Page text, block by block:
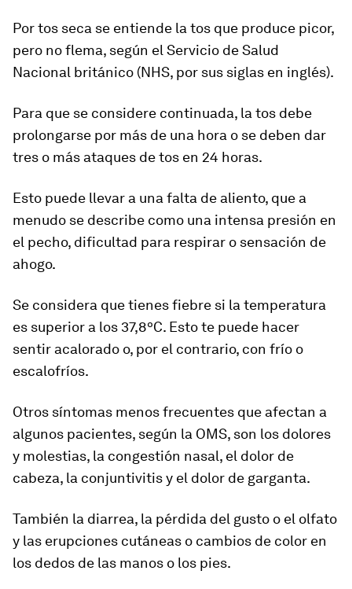
Por tos seca se entiende la tos que produce picor,
pero no flema, según el Servicio de Salud
Nacional británico (NHS, por sus siglas en inglés).
Para que se considere continuada, la tos debe
prolongarse por más de una hora o se deben dar
tres o más ataques de tos en 24 horas.
Esto puede llevar a una falta de aliento, que a
menudo se describe como una intensa presión en
el pecho, dificultad para respirar o sensación de
ahogo.
Se considera que tienes fiebre si la temperatura
es superior a los 37,8ºC. Esto te puede hacer
sentir acalorado o, por el contrario, con frío o
escalofríos.
Otros síntomas menos frecuentes que afectan a
algunos pacientes, según la OMS, son los dolores
y molestias, la congestión nasal, el dolor de
cabeza, la conjuntivitisy el dolor de garganta.
También la diarrea, la pérdida del gusto o el olfato
y las erupciones cutáneas o cambios de color en
los dedos de las manos o los pies.